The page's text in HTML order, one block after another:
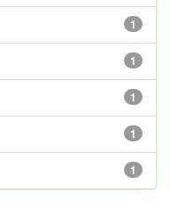
1
1
1
1
1